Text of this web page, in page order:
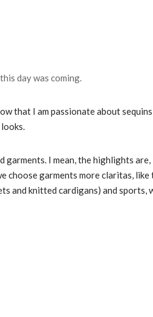
day was coming.
that I am passionate about
garments. I mean, the highlights
choose garments more claritas,
and knitted cardigans) and sports,